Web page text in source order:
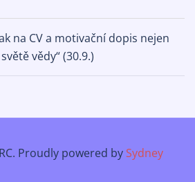
na CV a motivační dopis nejen
vědy“ (30.9.)
Proudly powered bySydney